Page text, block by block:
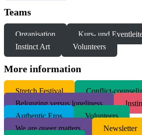
Teams
Organisation
Kurs- und
Instinct Art
Volunteers
More information
Stretch Festival
Conflict-
Belonging versus loneliness
Authentic Eros
Volunteers
We are queer matters
Newsletter